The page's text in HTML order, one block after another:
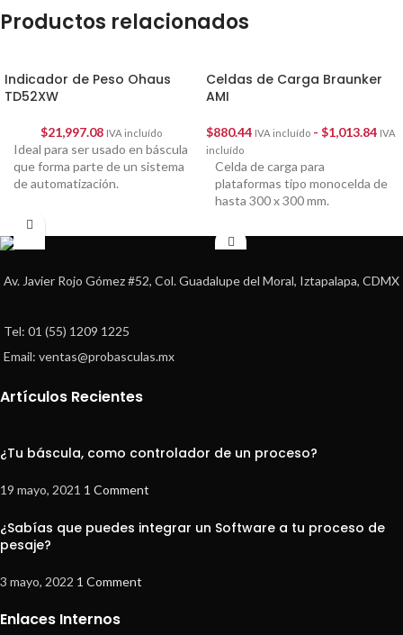
Productos relacionados
Indicador de Peso Ohaus
TD52XW
$21,997.08 IVA incluído
Ideal para ser usado en báscula
que forma parte de un sistema
de automatización.
Celdas de Carga Braunker
AMI
$880.44 IVA incluído - $1,013.84 IVA
incluído
Celda de carga para
plataformas tipo monocelda de
hasta 300 x 300 mm.
Av. Javier Rojo Gómez #52, Col. Guadalupe del Moral, Iztapalapa, CDMX
Tel: 01 (55) 1209 1225
Email: ventas@probasculas.mx
Artículos Recientes
¿Tu báscula, como controlador de un proceso?
19 mayo, 2021 1 Comment
¿Sabías que puedes integrar un Software a tu proceso de
pesaje?
3 mayo, 2022 1 Comment
Enlaces Internos